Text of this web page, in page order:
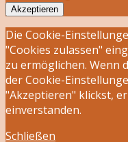
Akzeptieren
Die Cookie-
"Cookies zulassen"
zu ermöglichen. Wenn
der Cookie-
"Akzeptieren" klickst,
einverstanden.
Schließen